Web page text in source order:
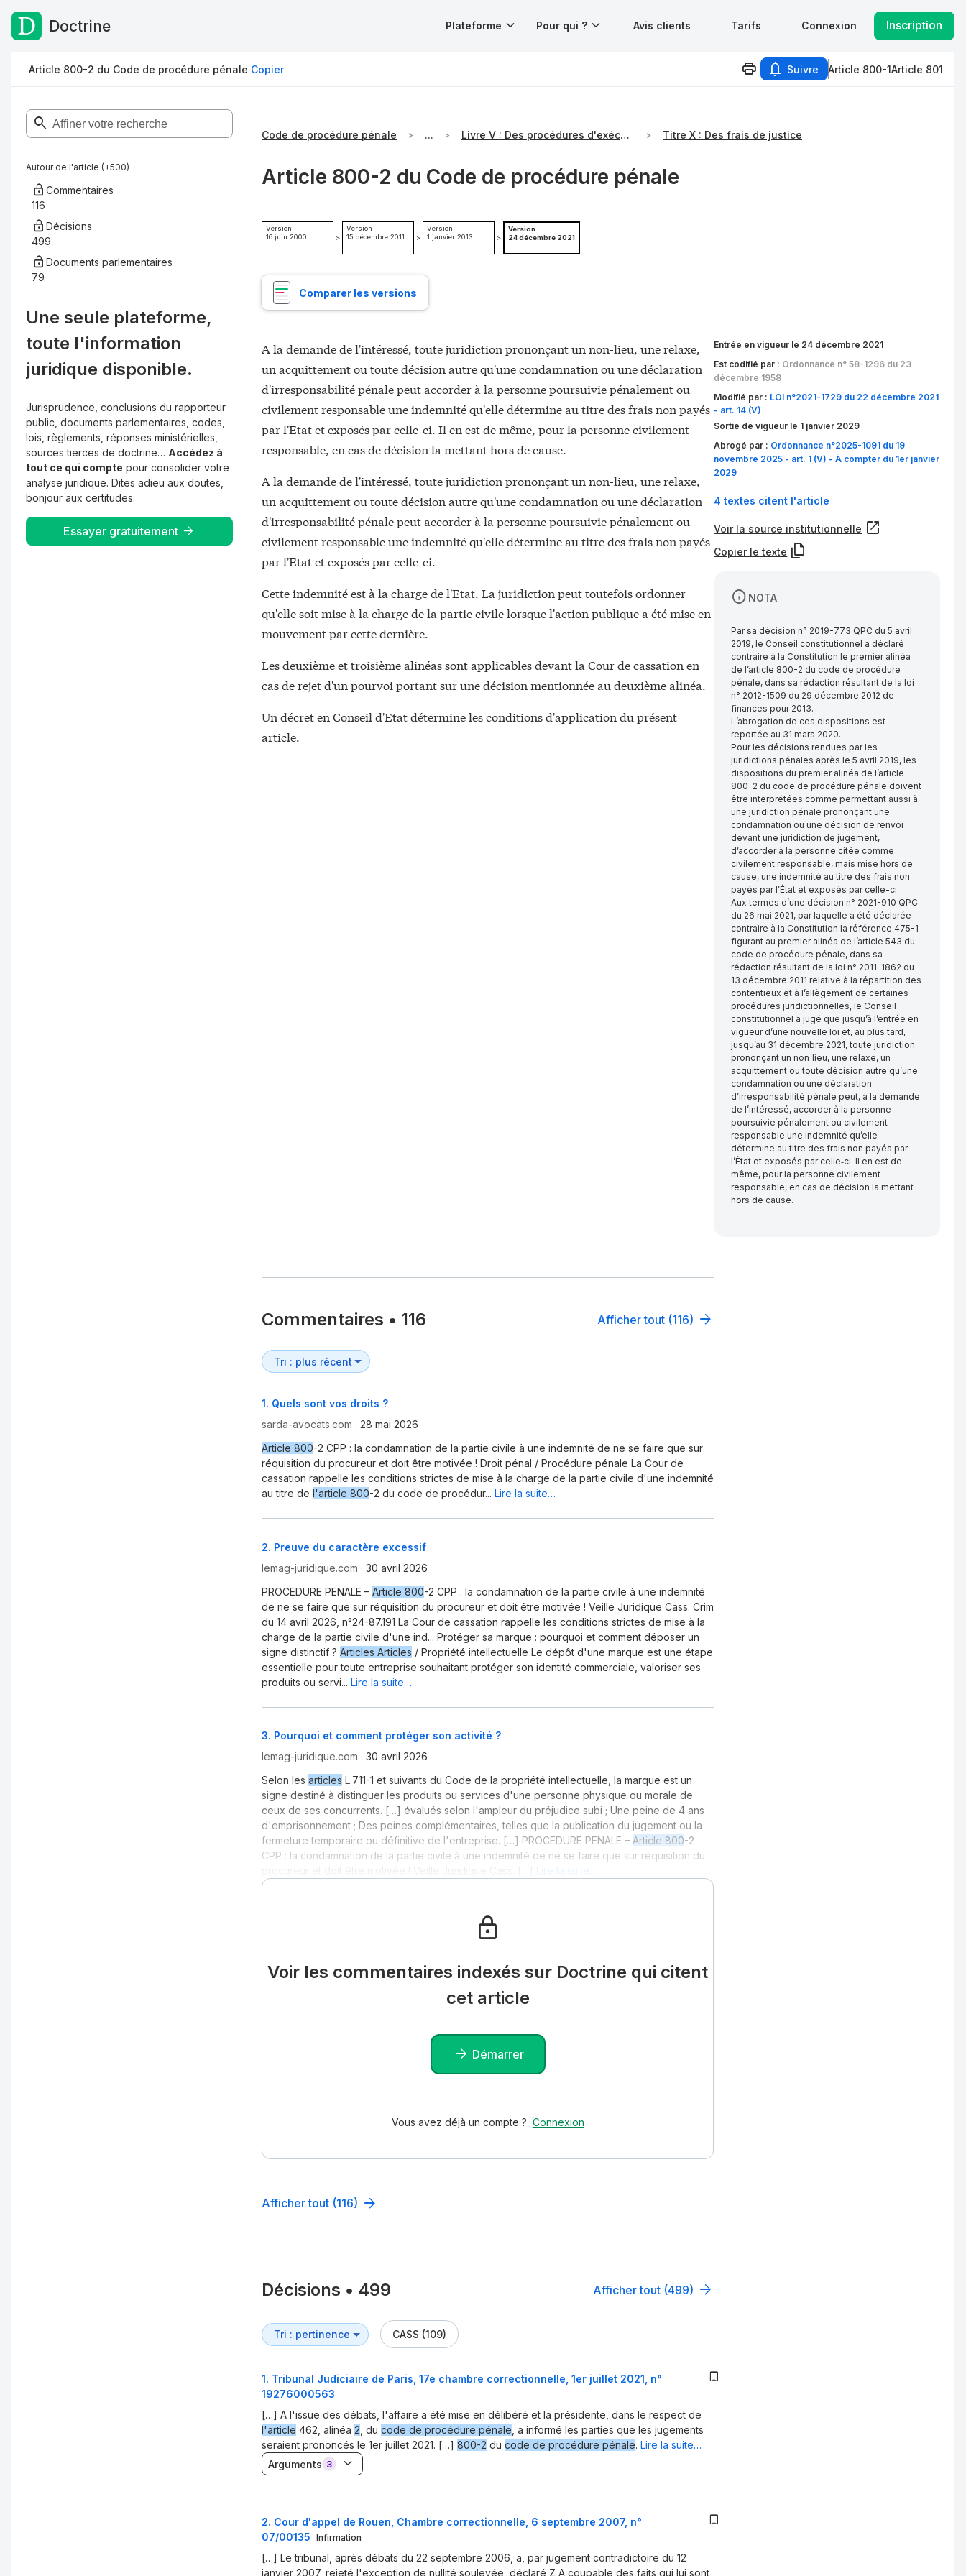
Passer au contenu
Doctrine Plateforme Pour qui ? Avis clients Tarifs Connexion Inscription
Article 800-2 du Code de procédure pénale Copier Suivre Article 800-1Article 801
Autour de l'article (+500)
Commentaires
116
Décisions
499
Documents parlementaires
79
Une seule plateforme,
toute l'information
juridique disponible.
Jurisprudence, conclusions du rapporteur
public, documents parlementaires, codes,
lois, règlements, réponses ministérielles,
sources tierces de doctrine… Accédez à
tout ce qui compte pour consolider votre
analyse juridique. Dites adieu aux doutes,
bonjour aux certitudes.
Essayer gratuitement
Code de procédure pénale ... Livre V : Des procédures d'exécution Titre X : Des frais de justice
Article 800-2 du Code de procédure pénale
Version
16 juin 2000
>
Version
15 décembre 2011
>
Version
1 janvier 2013
>
Version
24 décembre 2021
Comparer les versions
A la demande de l'intéressé, toute juridiction prononçant un non-lieu, une relaxe,
un acquittement ou toute décision autre qu'une condamnation ou une déclaration
d'irresponsabilité pénale peut accorder à la personne poursuivie pénalement ou
civilement responsable une indemnité qu'elle détermine au titre des frais non payés
par l'Etat et exposés par celle-ci. Il en est de même, pour la personne civilement
responsable, en cas de décision la mettant hors de cause.
A la demande de l'intéressé, toute juridiction prononçant un non-lieu, une relaxe,
un acquittement ou toute décision autre qu'une condamnation ou une déclaration
d'irresponsabilité pénale peut accorder à la personne poursuivie pénalement ou
civilement responsable une indemnité qu'elle détermine au titre des frais non payés
par l'Etat et exposés par celle-ci.
Cette indemnité est à la charge de l'Etat. La juridiction peut toutefois ordonner
qu'elle soit mise à la charge de la partie civile lorsque l'action publique a été mise en
mouvement par cette dernière.
Les deuxième et troisième alinéas sont applicables devant la Cour de cassation en
cas de rejet d'un pourvoi portant sur une décision mentionnée au deuxième alinéa.
Un décret en Conseil d'Etat détermine les conditions d'application du présent
article.
Entrée en vigueur le 24 décembre 2021
Est codifié par : Ordonnance n° 58-1296 du 23
décembre 1958
Modifié par : LOI n°2021-1729 du 22 décembre 2021
- art. 14 (V)
Sortie de vigueur le 1 janvier 2029
Abrogé par : Ordonnance n°2025-1091 du 19
novembre 2025 - art. 1 (V) - À compter du 1er janvier
2029
4 textes citent l'article
Voir la source institutionnelle
Copier le texte
NOTA
Par sa décision n° 2019-773 QPC du 5 avril
2019, le Conseil constitutionnel a déclaré
contraire à la Constitution le premier alinéa
de l’article 800-2 du code de procédure
pénale, dans sa rédaction résultant de la loi
n° 2012-1509 du 29 décembre 2012 de
finances pour 2013.
L’abrogation de ces dispositions est
reportée au 31 mars 2020.
Pour les décisions rendues par les
juridictions pénales après le 5 avril 2019, les
dispositions du premier alinéa de l’article
800-2 du code de procédure pénale doivent
être interprétées comme permettant aussi à
une juridiction pénale prononçant une
condamnation ou une décision de renvoi
devant une juridiction de jugement,
d’accorder à la personne citée comme
civilement responsable, mais mise hors de
cause, une indemnité au titre des frais non
payés par l’État et exposés par celle-ci.
Aux termes d’une décision n° 2021-910 QPC
du 26 mai 2021, par laquelle a été déclarée
contraire à la Constitution la référence 475-1
figurant au premier alinéa de l’article 543 du
code de procédure pénale, dans sa
rédaction résultant de la loi n° 2011-1862 du
13 décembre 2011 relative à la répartition des
contentieux et à l’allègement de certaines
procédures juridictionnelles, le Conseil
constitutionnel a jugé que jusqu’à l’entrée en
vigueur d’une nouvelle loi et, au plus tard,
jusqu’au 31 décembre 2021, toute juridiction
prononçant un non‑lieu, une relaxe, un
acquittement ou toute décision autre qu’une
condamnation ou une déclaration
d’irresponsabilité pénale peut, à la demande
de l’intéressé, accorder à la personne
poursuivie pénalement ou civilement
responsable une indemnité qu’elle
détermine au titre des frais non payés par
l’État et exposés par celle‑ci. Il en est de
même, pour la personne civilement
responsable, en cas de décision la mettant
hors de cause.
Commentaires • 116 Afficher tout (116)
1. Quels sont vos droits ?
sarda-avocats.com · 28 mai 2026
Article 800-2 CPP : la condamnation de la partie civile à une indemnité de ne se faire que sur
réquisition du procureur et doit être motivée ! Droit pénal / Procédure pénale La Cour de
cassation rappelle les conditions strictes de mise à la charge de la partie civile d'une indemnité
au titre de l'article 800-2 du code de procédur... Lire la suite…
2. Preuve du caractère excessif
lemag-juridique.com · 30 avril 2026
PROCEDURE PENALE – Article 800-2 CPP : la condamnation de la partie civile à une indemnité
de ne se faire que sur réquisition du procureur et doit être motivée ! Veille Juridique Cass. Crim
du 14 avril 2026, n°24-87.191 La Cour de cassation rappelle les conditions strictes de mise à la
charge de la partie civile d'une ind... Protéger sa marque : pourquoi et comment déposer un
signe distinctif ? Articles Articles / Propriété intellectuelle Le dépôt d'une marque est une étape
essentielle pour toute entreprise souhaitant protéger son identité commerciale, valoriser ses
produits ou servi... Lire la suite…
3. Pourquoi et comment protéger son activité ?
lemag-juridique.com · 30 avril 2026
Selon les articles L.711-1 et suivants du Code de la propriété intellectuelle, la marque est un
signe destiné à distinguer les produits ou services d'une personne physique ou morale de
ceux de ses concurrents. […] évalués selon l'ampleur du préjudice subi ; Une peine de 4 ans
d'emprisonnement ; Des peines complémentaires, telles que la publication du jugement ou la
fermeture temporaire ou définitive de l'entreprise. […] PROCEDURE PENALE – Article 800-2
CPP : la condamnation de la partie civile à une indemnité de ne se faire que sur réquisition du
procureur et doit être motivée ! Veille Juridique Cass. […]
Lire la suite…
Voir les commentaires indexés sur Doctrine qui citent
cet article
Démarrer
Vous avez déjà un compte ? Connexion
Afficher tout (116)
Décisions • 499 Afficher tout (499)
CASS (109)
1. Tribunal Judiciaire de Paris, 17e chambre correctionnelle, 1er juillet 2021, n°
19276000563
[…] A l'issue des débats, l'affaire a été mise en délibéré et la présidente, dans le respect de
l'article 462, alinéa 2 , du code de procédure pénale , a informé les parties que les jugements
seraient prononcés le 1er juillet 2021. […] 800-2 du code de procédure pénale. Lire la suite…
Arguments 3
2. Cour d'appel de Rouen, Chambre correctionnelle, 6 septembre 2007, n°
07/00135 Infirmation
[…] Le tribunal, après débats du 22 septembre 2006, a, par jugement contradictoire du 12
janvier 2007, rejeté l'exception de nullité soulevée, déclaré Z A coupable des faits qui lui sont